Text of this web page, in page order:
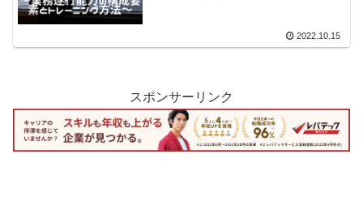
2022.10.15
スポンサーリンク